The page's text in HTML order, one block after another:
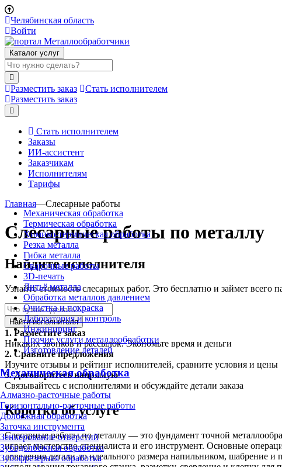
Челябинская область
Войти
Каталог услуг
Разместить заказ
Стать исполнителем
Разместить заказ
Стать исполнителем
Заказы
ИИ-ассистент
Заказчикам
Исполнителям
Тарифы
Механическая обработка
Термическая обработка
Химико-термическая обработка
Резка металла
Гибка металла
Сварочные работы
3D-печать
Литьё металла
Обработка металлов давлением
Очистка и покраска
Лаборатория и контроль
Инжиниринг
Прочие услуги металлообработки
Изготовление деталей
Механическая обработка
Алмазно-расточные работы
Горизонтально-расточные работы
Долбёжная обработка
Заточка инструмента
Зенкерование отверстий
Зубодолбёжная обработка
Зубофрезерная обработка
Главная—Слесарные работы
Слесарные работы по металлу
Найдите исполнителя
Узнайте стоимость слесарных работ. Это бесплатно и займет всего
Найти исполнителя
1. Разместите заказ
Никаких звонков и рассылок. Экономьте время и деньги
2. Сравните предложения
Изучите отзывы и рейтинг исполнителей, сравните условия и цены
3.Договоритесь напрямую
Связывайтесь с исполнителями и обсуждайте детали заказа
Коротко об услуге
Слесарные работы по металлу — это фундамент точной
играет мастерство специалиста и его инструмент. Основные
доведения детали до идеального размера напильником, шабрение